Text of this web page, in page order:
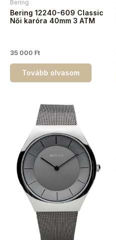
Bering
Bering 12240-609 Classic
Női karóra 40mm 3 ATM
35 000 Ft
Tovább olvasom